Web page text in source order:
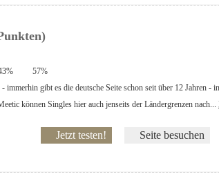
57%
immerhin gibt es die deutsche Seite schon seit über 12 Jahren -
können Singles hier auch jenseits der Ländergrenzen nach...
Jetzt testen! Seite besuchen